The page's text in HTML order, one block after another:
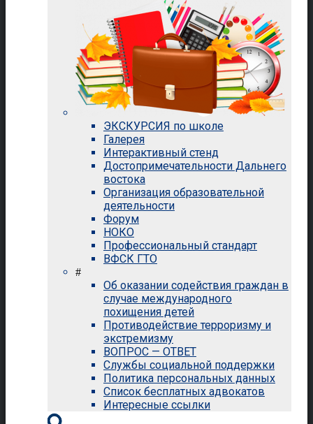
ЭКСКУРСИЯ по школе
Галерея
Интерактивный стенд
Достопримечательности Дальнего
востока
Организация образовательной
деятельности
Форум
НОКО
Профессиональный стандарт
ВФСК ГТО
#
Об оказании содействия граждан в
случае международного
похищения детей
Противодействие терроризму и
экстремизму
ВОПРОС — ОТВЕТ
Службы социальной поддержки
Политика персональных данных
Список бесплатных адвокатов
Интересные ссылки